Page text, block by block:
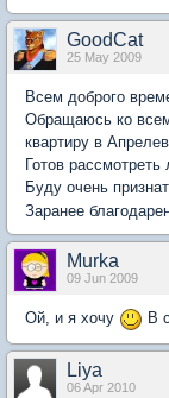
GoodCat
25 May 2009
Всем доброго
Обращаюсь ко
квартиру в
Готов
Буду очень
Заранее
Murka
09 Jun 2009
Ой, и я хочу В
Liya
06 Apr 2010